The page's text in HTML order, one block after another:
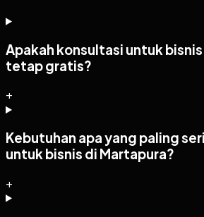
Apakah konsultasi untuk
tetap gratis?
+
Kebutuhan apa yang paling
untuk bisnis di Martapura?
+